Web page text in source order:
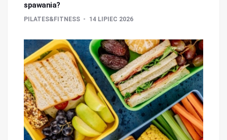
spawania?
PILATES&FITNESS 14 LIPIEC 2026